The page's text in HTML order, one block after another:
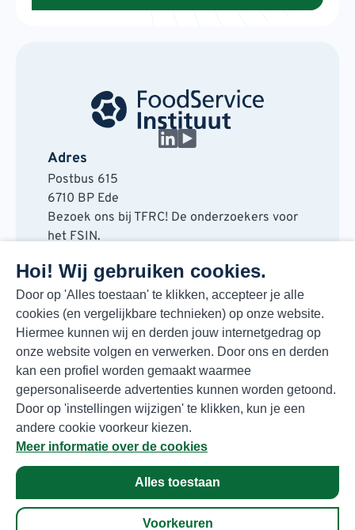
Hoi! Wij gebruiken cookies.
Door op 'Alles toestaan' te klikken, accepteer je alle
cookies (en vergelijkbare technieken) op onze website.
Hiermee kunnen wij en derden jouw internetgedrag op
onze website volgen en verwerken. Door ons en derden
kan een profiel worden gemaakt waarmee
gepersonaliseerde advertenties kunnen worden getoond.
Door op 'instellingen wijzigen' te klikken, kun je een
andere cookie voorkeur kiezen.
Meer informatie over de cookies
Alles toestaan
Voorkeuren
Adres
Postbus 615
6710 BP Ede
Bezoek ons bij TFRC! De onderzoekers voor
het FSIN.
6717 LT Ede
Contact
088 730 48 00
info@fsin.nl
Nieuwsbrief
Elke maand de beste insights en outlooks
voor de foodmarkt!
Inschrijven
© Copyright 2026 FSIN